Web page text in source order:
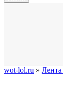
wot-lol.ru »